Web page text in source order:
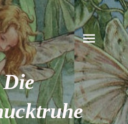
Die